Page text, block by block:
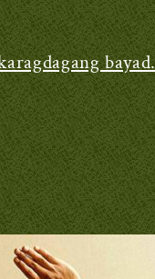
bayad.